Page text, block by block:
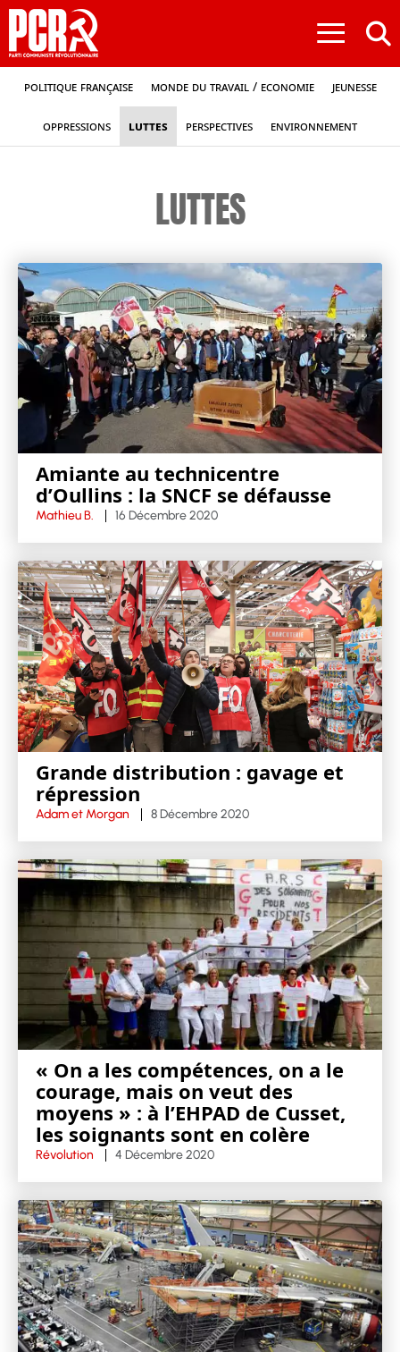
≡
Politique française Monde du travail / Economie Jeunesse
Oppressions Luttes Perspectives Environnement
LUTTES
Amiante au technicentre
d’Oullins : la SNCF se défausse
Mathieu B. 16 Décembre 2020
Grande distribution : gavage et
répression
Adam et Morgan 8 Décembre 2020
« On a les compétences, on a le
courage, mais on veut des
moyens » : à l’EHPAD de Cusset,
les soignants sont en colère
Révolution 4 Décembre 2020